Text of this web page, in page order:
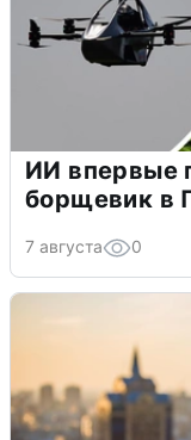
ИИ впервые
борщевик в
7 августа 0